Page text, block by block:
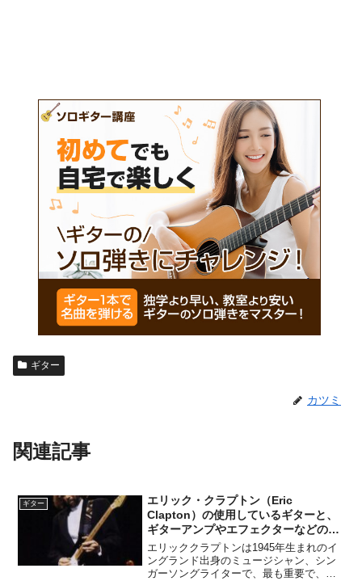
ギター
カツミ
関連記事
ギター
エリック・クラプトン（Eric
Clapton）の使用しているギターと、
ギターアンプやエフェクターなどの機
材の紹介
エリッククラプトンは1945年生まれのイ
ングランド出身のミュージシャン、シン
ガーソングライターで、最も重要で、影